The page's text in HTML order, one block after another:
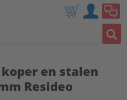
en stalen
Resideo